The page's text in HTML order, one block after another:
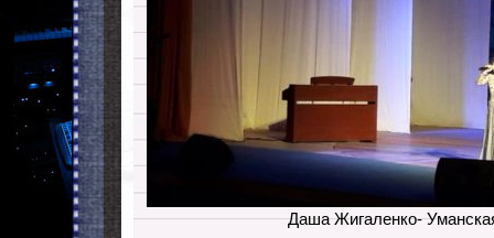
Даша Жигаленко-